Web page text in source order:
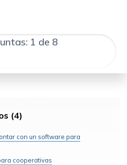
1 de 8
(4)
con un software para
cooperativas